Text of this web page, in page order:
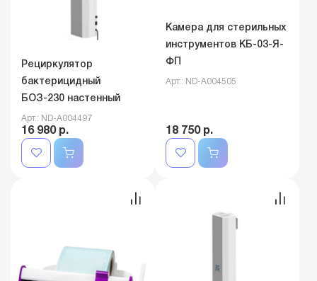
Рециркулятор
бактерицидный
БОЗ-230 настенный
Арт.: ND-A004497
16 980 р.
Камера для стерильных
инструментов КБ-03-Я-
ФП
Арт.: ND-A004505
18 750 р.